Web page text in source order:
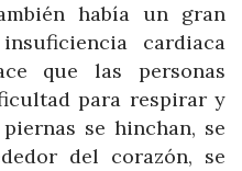
había un gran
cardiaca
que las personas
para respirar y
se hinchan, se
del corazón, se